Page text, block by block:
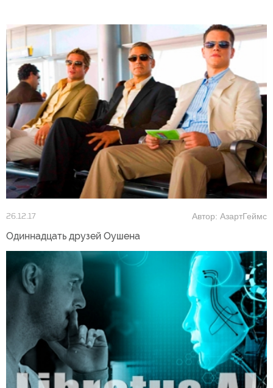
26.12.17 Автор: АзартГеймс
Одиннадцать друзей Оушена